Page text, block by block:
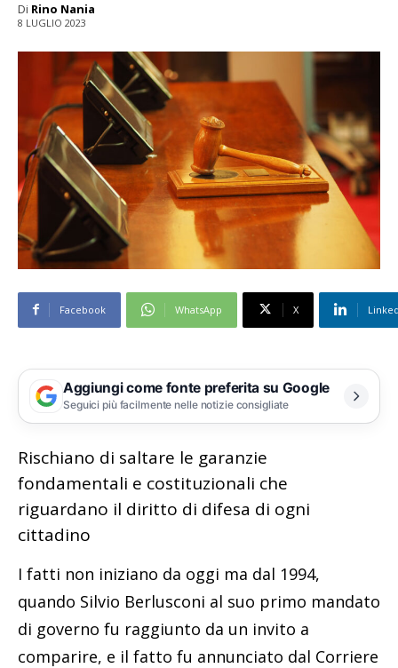
Di Rino Nania
8 LUGLIO 2023
Facebook WhatsApp X
Aggiungi come fonte preferita su Google
Seguici più facilmente nelle notizie consigliate
Rischiano di saltare le garanzie
fondamentali e costituzionali che
riguardano il diritto di difesa di ogni
cittadino
I fatti non iniziano da oggi ma dal 1994,
quando Silvio Berlusconi al suo primo mandato
di governo fu raggiunto da un invito a
comparire, e il fatto fu annunciato dal Corriere